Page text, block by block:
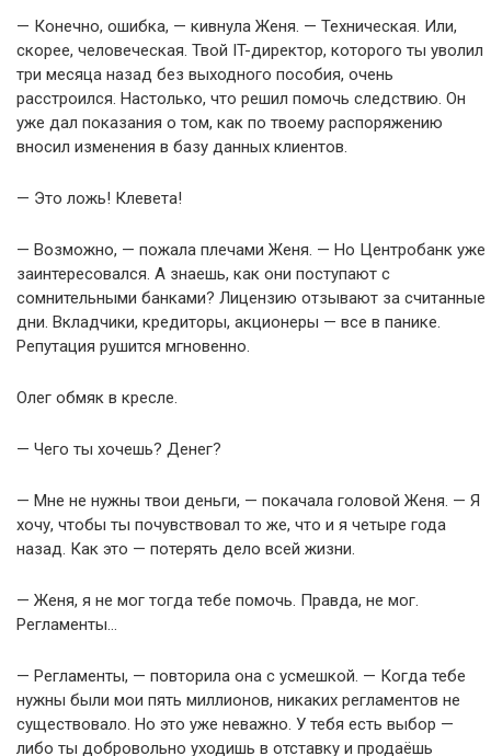
— Конечно, ошибка, — кивнула Женя. — Техническая. Или,
скорее, человеческая. Твой IT-директор, которого ты уволил
три месяца назад без выходного пособия, очень
расстроился. Настолько, что решил помочь следствию. Он
уже дал показания о том, как по твоему распоряжению
вносил изменения в базу данных клиентов.
— Это ложь! Клевета!
— Возможно, — пожала плечами Женя. — Но Центробанк уже
заинтересовался. А знаешь, как они поступают с
сомнительными банками? Лицензию отзывают за считанные
дни. Вкладчики, кредиторы, акционеры — все в панике.
Репутация рушится мгновенно.
Олег обмяк в кресле.
— Чего ты хочешь? Денег?
— Мне не нужны твои деньги, — покачала головой Женя. — Я
хочу, чтобы ты почувствовал то же, что и я четыре года
назад. Как это — потерять дело всей жизни.
— Женя, я не мог тогда тебе помочь. Правда, не мог.
Регламенты…
— Регламенты, — повторила она с усмешкой. — Когда тебе
нужны были мои пять миллионов, никаких регламентов не
существовало. Но это уже неважно. У тебя есть выбор —
либо ты добровольно уходишь в отставку и продаёшь